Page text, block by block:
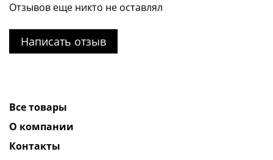
Отзывов еще никто не оставлял
Написать отзыв
Все товары
О компании
Контакты